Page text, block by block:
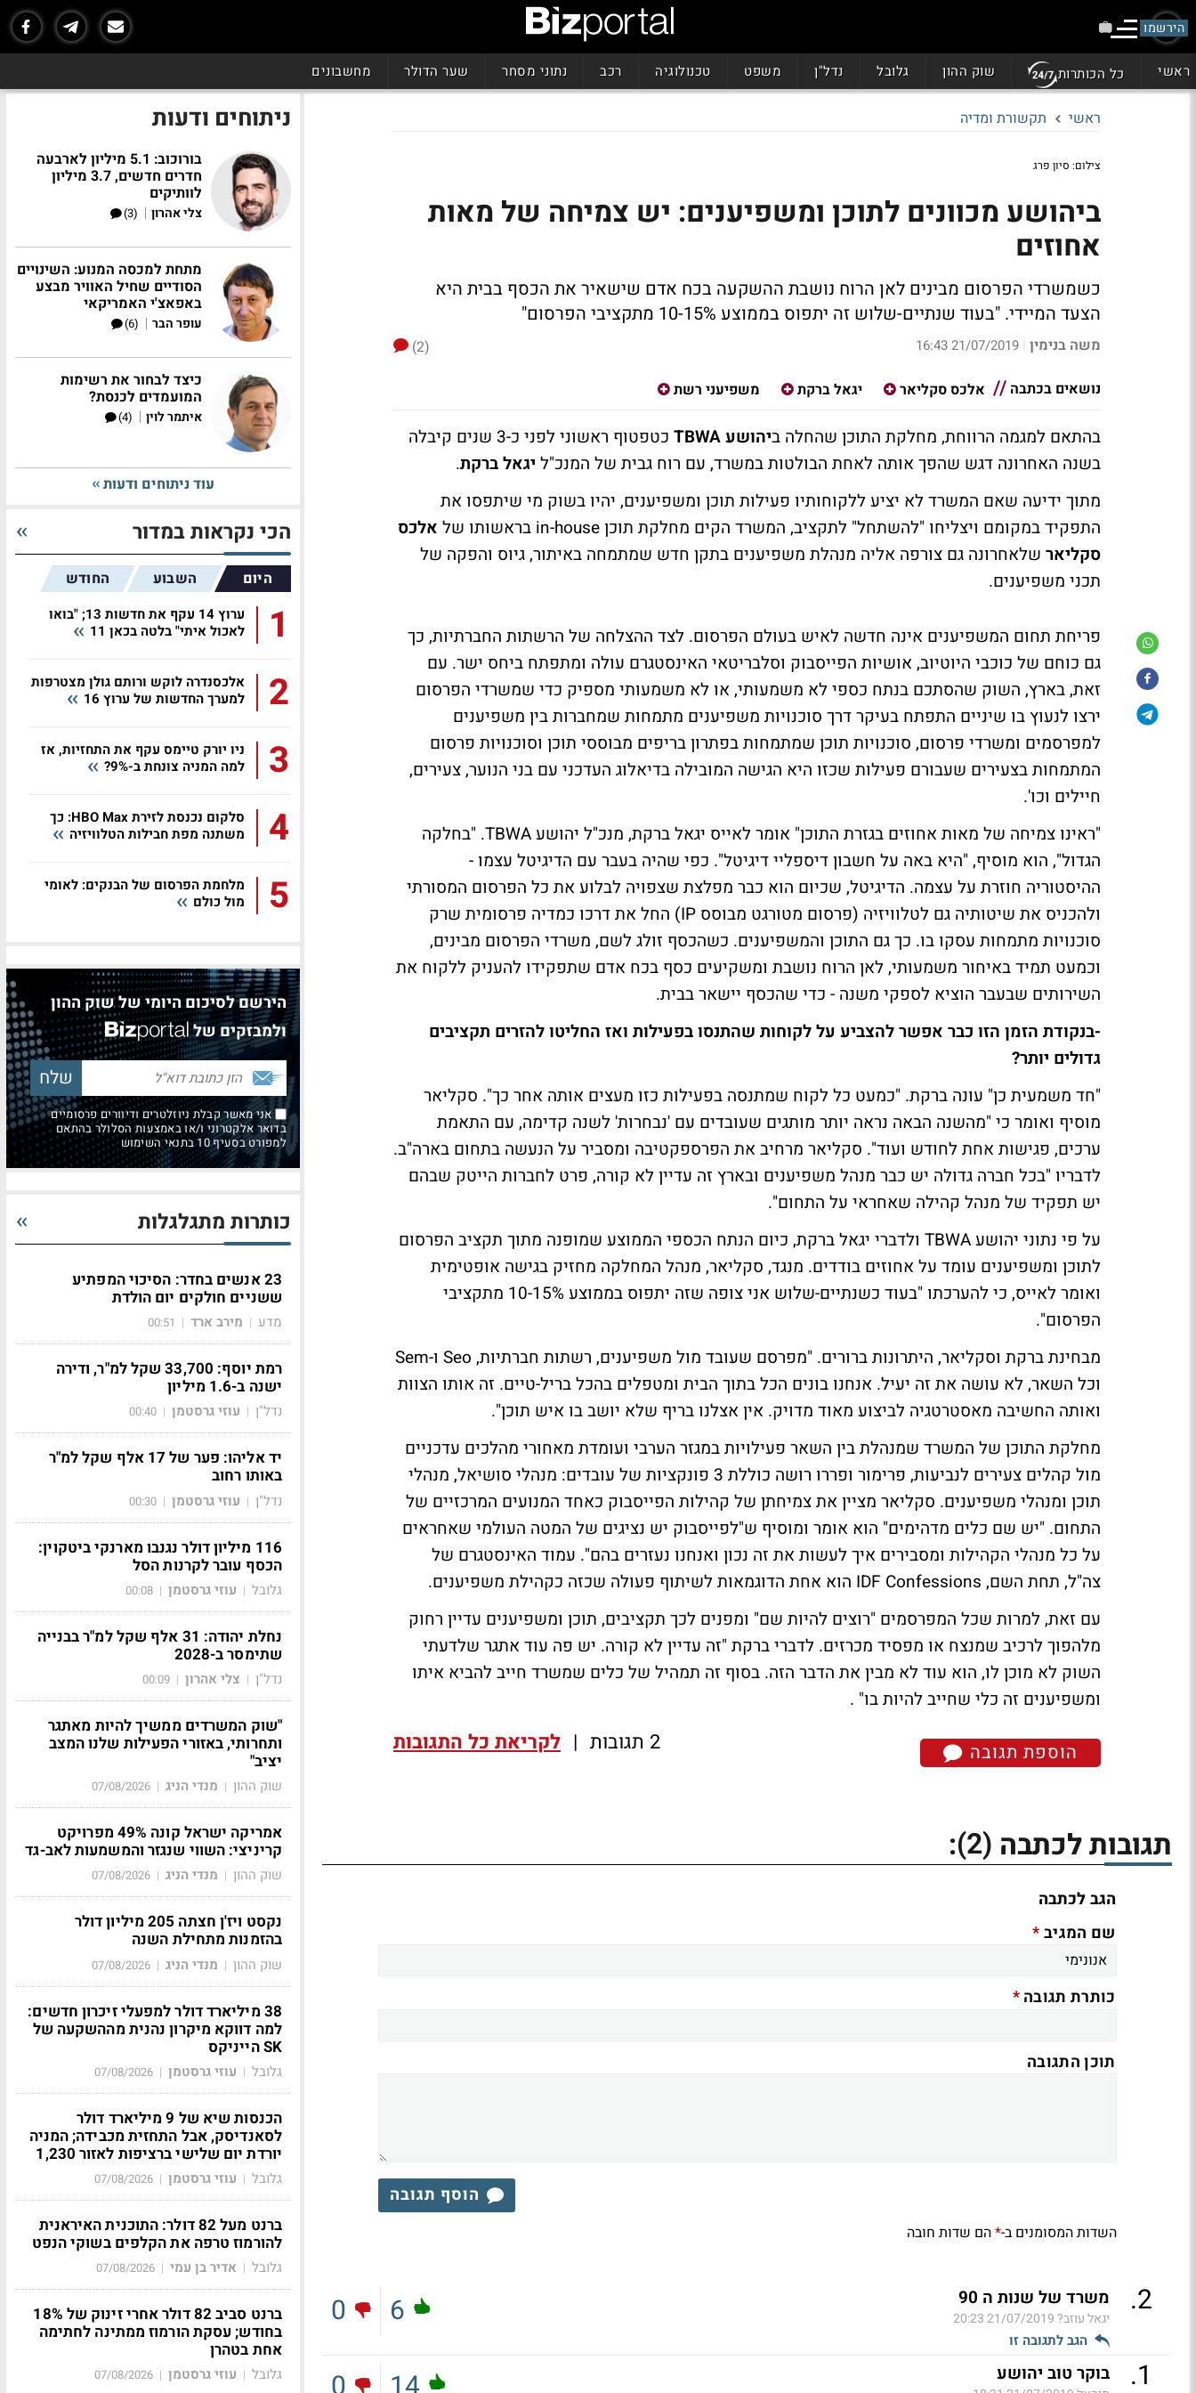
הירשמו
ראשי כל הכותרות שוק ההון גלובל נדל"ן משפט טכנולוגיה רכב נתוני מסחר שער הדולר מחשבונים
ראשי תקשורת ומדיה
צילום: סיון פרג
ביהושע מכוונים לתוכן ומשפיענים: יש צמיחה של מאות
אחוזים
כשמשרדי הפרסום מבינים לאן הרוח נושבת ההשקעה בכח אדם שישאיר את הכסף בבית היא
הצעד המיידי. "בעוד שנתיים-שלוש זה יתפוס בממוצע 10-15% מתקציבי הפרסום"
משה בנימין |
21/07/2019 16:43
(2)
נושאים בכתבה
אלכס סקליאר יגאל ברקת משפיעני רשת
בהתאם למגמה הרווחת, מחלקת התוכן שהחלה ביהושע TBWA
כטפטוף ראשוני לפני כ-3 שנים קיבלה
בשנה האחרונה דגש שהפך אותה לאחת הבולטות במשרד, עם רוח גבית של המנכ"ל יגאל ברקת.
מתוך ידיעה שאם המשרד לא יציע ללקוחותיו פעילות תוכן ומשפיענים, יהיו בשוק מי שיתפסו את
התפקיד במקומם ויצליחו "להשתחל" לתקציב, המשרד הקים מחלקת תוכן in-house בראשותו של
אלכס
סקליאר שלאחרונה גם צורפה אליה מנהלת משפיענים בתקן חדש שמתמחה באיתור, גיוס והפקה של
תכני משפיענים.
פריחת תחום המשפיענים אינה חדשה לאיש בעולם הפרסום. לצד ההצלחה של הרשתות החברתיות, כך
גם כוחם של כוכבי היוטיוב, אושיות הפייסבוק וסלבריטאי האינסטגרם עולה ומתפתח ביחס ישר. עם
זאת, בארץ, השוק שהסתכם בנתח כספי לא משמעותי, או לא משמעותי מספיק כדי שמשרדי הפרסום
ירצו לנעוץ בו שיניים התפתח בעיקר דרך סוכנויות משפיענים מתמחות שמחברות בין משפיענים
למפרסמים ומשרדי פרסום, סוכנויות תוכן שמתמחות בפתרון בריפים מבוססי תוכן וסוכנויות פרסום
המתמחות בצעירים שעבורם פעילות שכזו היא הגישה המובילה בדיאלוג העדכני עם בני הנוער, צעירים,
חיילים וכו'.
"ראינו צמיחה של מאות אחוזים בגזרת התוכן" אומר לאייס יגאל ברקת, מנכ"ל יהושע TBWA. "בחלקה
הגדול", הוא מוסיף, "היא באה על חשבון דיספליי דיגיטל". כפי שהיה בעבר עם הדיגיטל עצמו -
ההיסטוריה חוזרת על עצמה. הדיגיטל, שכיום הוא כבר מפלצת שצפויה לבלוע את כל הפרסום המסורתי
ולהכניס את שיטותיה גם לטלוויזיה (פרסום מטורגט מבוסס IP) החל את דרכו כמדיה פרסומית שרק
סוכנויות מתמחות עסקו בו. כך גם התוכן והמשפיענים. כשהכסף זולג לשם, משרדי הפרסום מבינים,
וכמעט תמיד באיחור משמעותי, לאן הרוח נושבת ומשקיעים כסף בכח אדם שתפקידו להעניק ללקוח את
השירותים שבעבר הוציא לספקי משנה - כדי שהכסף יישאר בבית.
-בנקודת הזמן הזו כבר אפשר להצביע על לקוחות שהתנסו בפעילות ואז החליטו להזרים תקציבים
גדולים יותר?
"חד משמעית כן" עונה ברקת. "כמעט כל לקוח שמתנסה בפעילות כזו מעצים אותה אחר כך". סקליאר
מוסיף ואומר כי "מהשנה הבאה נראה יותר מותגים שעובדים עם 'נבחרות' לשנה קדימה, עם התאמת
ערכים, פגישות אחת לחודש ועוד". סקליאר מרחיב את הפרספקטיבה ומסביר על הנעשה בתחום בארה"ב.
לדבריו "בכל חברה גדולה יש כבר מנהל משפיענים ובארץ זה עדיין לא קורה, פרט לחברות הייטק שבהם
יש תפקיד של מנהל קהילה שאחראי על התחום".
על פי נתוני יהושע TBWA ולדברי יגאל ברקת, כיום הנתח הכספי הממוצע שמופנה מתוך תקציב הפרסום
לתוכן ומשפיענים עומד על אחוזים בודדים. מנגד, סקליאר, מנהל המחלקה מחזיק בגישה אופטימית
ואומר לאייס, כי להערכתו "בעוד כשנתיים-שלוש אני צופה שזה יתפוס בממוצע 10-15% מתקציבי
הפרסום".
מבחינת ברקת וסקליאר, היתרונות ברורים. "מפרסם שעובד מול משפיענים, רשתות חברתיות, Seo ו-Sem
וכל השאר, לא עושה את זה יעיל. אנחנו בונים הכל בתוך הבית ומטפלים בהכל בריל-טיים. זה אותו הצוות
ואותה החשיבה מאסטרטגיה לביצוע מאוד מדויק. אין אצלנו בריף שלא יושב בו איש תוכן".
מחלקת התוכן של המשרד שמנהלת בין השאר פעילויות במגזר הערבי ועומדת מאחורי מהלכים עדכניים
מול קהלים צעירים לנביעות, פרימור ופררו רושה כוללת 3 פונקציות של עובדים: מנהלי סושיאל, מנהלי
תוכן ומנהלי משפיענים. סקליאר מציין את צמיחתן של קהילות הפייסבוק כאחד המנועים המרכזיים של
התחום. "יש שם כלים מדהימים" הוא אומר ומוסיף ש"לפייסבוק יש נציגים של המטה העולמי שאחראים
על כל מנהלי הקהילות ומסבירים איך לעשות את זה נכון ואנחנו נעזרים בהם". עמוד האינסטגרם של
צה"ל, תחת השם, IDF Confessions הוא אחת הדוגמאות לשיתוף פעולה שכזה כקהילת משפיענים.
עם זאת, למרות שכל המפרסמים "רוצים להיות שם" ומפנים לכך תקציבים, תוכן ומשפיענים עדיין רחוק
מלהפוך לרכיב שמנצח או מפסיד מכרזים. לדברי ברקת "זה עדיין לא קורה. יש פה עוד אתגר שלדעתי
השוק לא מוכן לו, הוא עוד לא מבין את הדבר הזה. בסוף זה תמהיל של כלים שמשרד חייב להביא איתו
ומשפיענים זה כלי שחייב להיות בו" .
הוספת תגובה 2 תגובות | לקריאת כל התגובות
תגובות לכתבה (2)
:
הגב לכתבה
שם המגיב*
כותרת תגובה*
תוכן התגובה
הוסף תגובה
השדות המסומנים ב-*הם שדות חובה
2
. משרד של שנות ה 90
יגאל עוזב?21/07/2019 20:23
הגב לתגובה זו
6
0
1
. בוקר טוב יהושע
ניתוחים ודעות
בורוכוב: 5.1 מיליון לארבעה
חדרים חדשים, 3.7 מיליון
לוותיקים
צלי אהרון |
(3)
מתחת למכסה המנוע: השינויים
הסודיים שחיל האוויר מבצע
באפאצ'י האמריקאי
עופר הבר |
(6)
כיצד לבחור את רשימות
המועמדים לכנסת?
איתמר לוין |
(4)
עוד ניתוחים ודעות
הכי נקראות במדור
היום השבוע החודש
1
ערוץ 14 עקף את חדשות 13; "בואו
לאכול איתי" בלטה בכאן 11
2
אלכסנדרה לוקש ורותם גולן מצטרפות
למערך החדשות של ערוץ 16
3
ניו יורק טיימס עקף את התחזיות, אז
למה המניה צונחת ב-9%?
4
סלקום נכנסת לזירת HBO Max: כך
משתנה מפת חבילות הטלוויזיה
5
מלחמת הפרסום של הבנקים: לאומי
מול כולם
הירשם לסיכום היומי של שוק ההון
ולמבזקים של
אני מאשר קבלת ניוזלטרים ודיוורים פרסומיים
בדואר אלקטרוני ו/או באמצעות הסלולר בהתאם
למפורט בסעיף 10 בתנאי השימוש
כותרות מתגלגלות
23 אנשים בחדר: הסיכוי המפתיע
ששניים חולקים יום הולדת
מדע | מירב ארד |
00:51
רמת יוסף: 33,700 שקל למ"ר, ודירה
ישנה ב-1.6 מיליון
נדל"ן | עוזי גרסטמן |
00:40
יד אליהו: פער של 17 אלף שקל למ"ר
באותו רחוב
נדל"ן | עוזי גרסטמן |
00:30
116 מיליון דולר נגנבו מארנקי ביטקוין:
הכסף עובר לקרנות הסל
גלובל | עוזי גרסטמן |
00:08
נחלת יהודה: 31 אלף שקל למ"ר בבנייה
שתימסר ב-2028
נדל"ן | צלי אהרון |
00:09
"שוק המשרדים ממשיך להיות מאתגר
ותחרותי, באזורי הפעילות שלנו המצב
יציב"
שוק ההון | מנדי הניג |
07/08/2026
אמריקה ישראל קונה 49% מפרויקט
קריניצי: השווי שנגזר והמשמעות לאב-גד
שוק ההון | מנדי הניג |
07/08/2026
נקסט ויז'ן חצתה 205 מיליון דולר
בהזמנות מתחילת השנה
שוק ההון | מנדי הניג |
07/08/2026
38 מיליארד דולר למפעלי זיכרון חדשים:
למה דווקא מיקרון נהנית מההשקעה של
SK הייניקס
גלובל | עוזי גרסטמן |
07/08/2026
הכנסות שיא של 9 מיליארד דולר
לסאנדיסק, אבל התחזית מכבידה; המניה
יורדת יום שלישי ברציפות לאזור 1,230
גלובל | עוזי גרסטמן |
07/08/2026
ברנט מעל 82 דולר: התוכנית האיראנית
להורמוז טרפה את הקלפים בשוקי הנפט
גלובל | אדיר בן עמי |
07/08/2026
ברנט סביב 82 דולר אחרי זינוק של 18%
בחודש; עסקת הורמוז ממתינה לחתימה
אחת בטהרן
גלובל | עוזי גרסטמן |
07/08/2026